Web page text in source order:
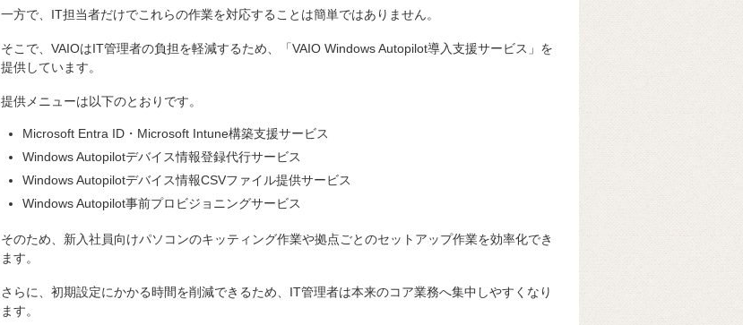
一方で、IT担当者だけでこれらの作業を対応することは簡単ではありません。
そこで、VAIOはIT管理者の負担を軽減するため、「VAIO Windows Autopilot導入支援サービス」を
提供しています。
提供メニューは以下のとおりです。
Microsoft Entra ID・Microsoft Intune構築支援サービス
Windows Autopilotデバイス情報登録代行サービス
Windows Autopilotデバイス情報CSVファイル提供サービス
Windows Autopilot事前プロビジョニングサービス
そのため、新入社員向けパソコンのキッティング作業や拠点ごとのセットアップ作業を効率化でき
ます。
さらに、初期設定にかかる時間を削減できるため、IT管理者は本来のコア業務へ集中しやすくなり
ます。